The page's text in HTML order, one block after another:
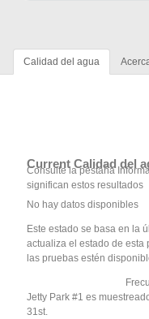
Calidad del agua
Current Calidad del
Consulte la pestaña
significan estos resultados
No hay datos disponibles
Este estado se basa en la
actualiza el estado de esta
las pruebas estén
Jetty Park #1 es
31st.